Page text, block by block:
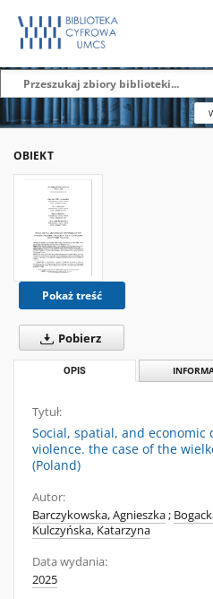
OBIEKT
Pokaż treść
Pobierz
OPIS
Tytuł:
Social, spatial, and
violence. the case of the
(Poland)
Autor:
Barczykowska, Agnieszka;
Kulczyńska, Katarzyna
Data wydania:
2025